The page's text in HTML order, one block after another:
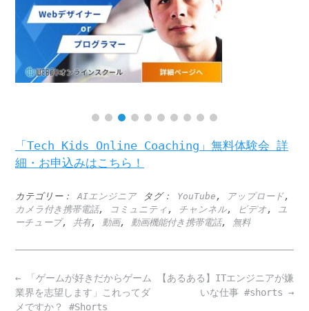
「Tech Kids Online Coaching」無料体験会 詳
細・お申込みはこちら！
カテゴリー： AIエンジニア タグ： YouTube , アップロード,
カメラ付き携帯電話, コミュニティ , チャンネル, ビデオ,
ユ
ーチューブ, 共有, 動画, 動画機能付き携帯電話, 無料
Post
navigation
【あるある】ITエンジニアが嫌
いな仕事 #shorts →
← 「ゲームが好きだからゲーム
業界を志望します」これってダ
メですか？ #Shorts